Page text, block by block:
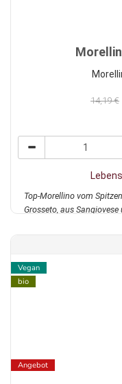
14,19 €
Top-Morellino vom
Grosseto, aus Sangiovese
Vegan
bio
Angebot